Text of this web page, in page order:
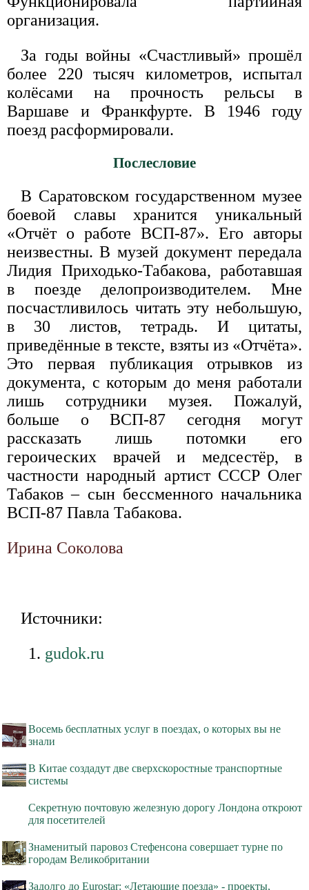
организация.
За годы войны «Счастливый» прошёл
более 220 тысяч километров, испытал
колёсами на прочность рельсы в
Варшаве и Франкфурте. В 1946 году
поезд расформировали.
Послесловие
В Саратовском государственном музее
боевой славы хранится уникальный
«Отчёт о работе ВСП-87». Его авторы
неизвестны. В музей документ передала
Лидия Приходько-Табакова, работавшая
в поезде делопроизводителем. Мне
посчастливилось читать эту небольшую,
в 30 листов, тетрадь. И цитаты,
приведённые в тексте, взяты из «Отчёта».
Это первая публикация отрывков из
документа, с которым до меня работали
лишь сотрудники музея. Пожалуй,
больше о ВСП-87 сегодня могут
рассказать лишь потомки его
героических врачей и медсестёр, в
частности народный артист СССР Олег
Табаков – сын бессменного начальника
ВСП-87 Павла Табакова.
Ирина Соколова
Источники:
gudok.ru
Восемь бесплатных услуг в поездах, о которых вы не
знали
В Китае создадут две сверхскоростные транспортные
системы
Секретную почтовую железную дорогу Лондона откроют
для посетителей
Знаменитый паровоз Стефенсона совершает турне по
городам Великобритании
Задолго до Eurostar: «Летающие поезда» - проекты,